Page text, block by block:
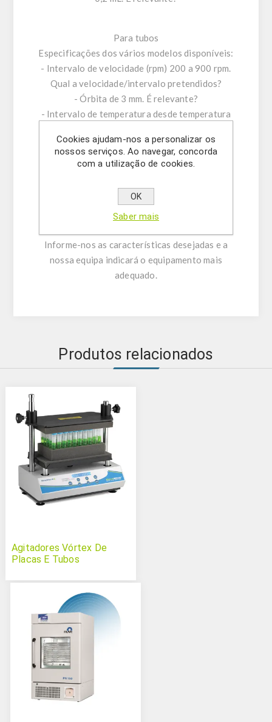
Para tubos
Especificações dos vários modelos disponíveis:
- Intervalo de velocidade (rpm) 200 a 900 rpm.
Qual a velocidade/intervalo pretendidos?
- Órbita de 3 mm. É relevante?
- Intervalo de temperatura desde temperatura
máxima desejada?
- Temporizador desde 1 min a 999 min ou
- Capacidade para 18 tubos de 15 mL ou 8
tubos de 50 mL. Qual a capacidade máxima
pretendida?
Informe-nos as características desejadas e a
nossa equipa indicará o equipamento mais
adequado.
Produtos relacionados
Agitadores Vórtex De
Placas E Tubos
Cookies ajudam-nos a personalizar os
nossos serviços. Ao navegar, concorda
com a utilização de cookies.
OK
Saber mais